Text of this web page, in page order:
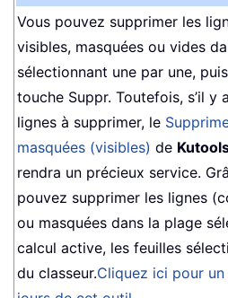
Vous pouvez supprimer les
visibles, masquées ou vides
sélectionnant une par une,
touche Suppr. Toutefois, s’il y
lignes à supprimer, le
masquées (visibles) de
rendra un précieux service.
pouvez supprimer les lignes
ou masquées dans la plage
calcul active, les feuilles
du classeur.Cliquez ici pour